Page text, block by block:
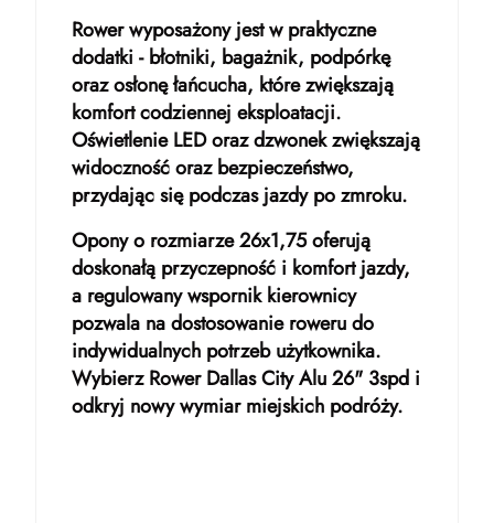
Rower wyposażony jest w praktyczne
dodatki - błotniki, bagażnik, podpórkę
oraz osłonę łańcucha, które zwiększają
komfort codziennej eksploatacji.
Oświetlenie LED oraz dzwonek zwiększają
widoczność oraz bezpieczeństwo,
przydając się podczas jazdy po zmroku.
Opony o rozmiarze 26x1,75 oferują
doskonałą przyczepność i komfort jazdy,
a regulowany wspornik kierownicy
pozwala na dostosowanie roweru do
indywidualnych potrzeb użytkownika.
Wybierz Rower Dallas City Alu 26" 3spd i
odkryj nowy wymiar miejskich podróży.